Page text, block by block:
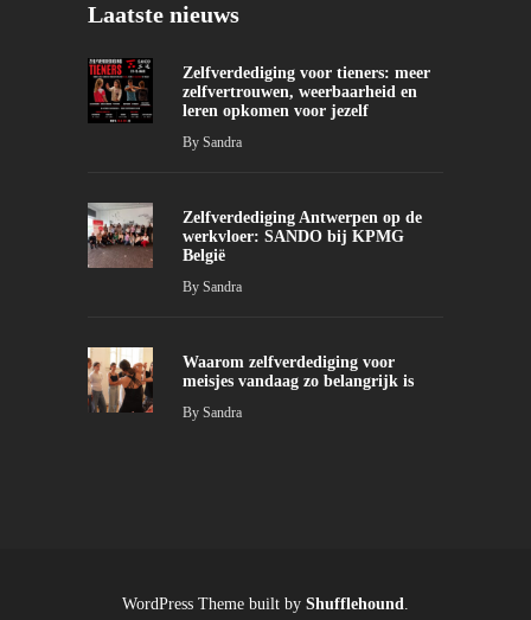
Laatste nieuws
Zelfverdediging voor tieners: meer
zelfvertrouwen, weerbaarheid en
leren opkomen voor jezelf
By Sandra
Zelfverdediging Antwerpen op de
werkvloer: SANDO bij KPMG
België
By Sandra
Waarom zelfverdediging voor
meisjes vandaag zo belangrijk is
By Sandra
WordPress Theme built by Shufflehound.